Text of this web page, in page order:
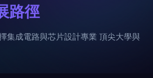
路徑
集成電路與芯片設計專業 頂尖大學與